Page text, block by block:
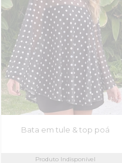
Bata em tule & top poá
Produto Indisponível